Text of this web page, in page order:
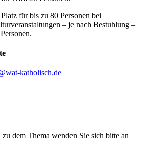
für bis zu 80 Personen bei
– je nach Bestuhlung –
katholisch.de
dem Thema wenden Sie sich bitte an